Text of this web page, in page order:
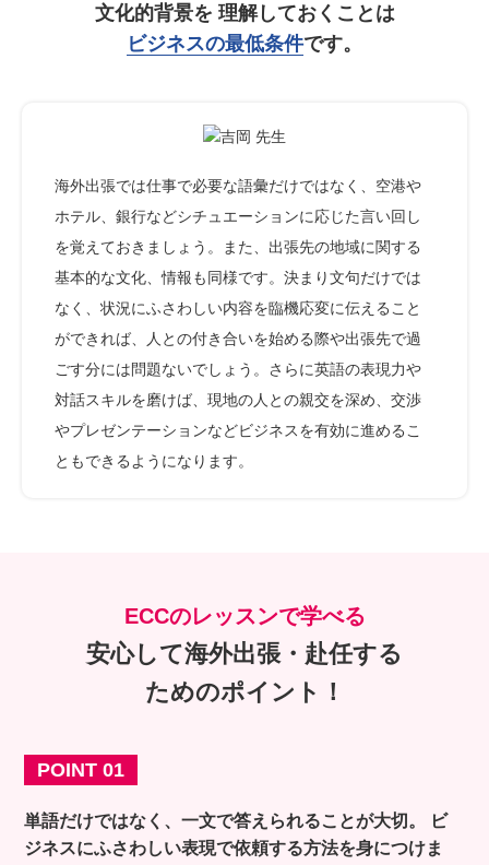
文化的背景を 理解しておくことは
ビジネスの最低条件です。
海外出張では仕事で必要な語彙だけではなく、空港や
ホテル、銀行などシチュエーションに応じた言い回し
を覚えておきましょう。また、出張先の地域に関する
基本的な文化、情報も同様です。決まり文句だけでは
なく、状況にふさわしい内容を臨機応変に伝えること
ができれば、人との付き合いを始める際や出張先で過
ごす分には問題ないでしょう。さらに英語の表現力や
対話スキルを磨けば、現地の人との親交を深め、交渉
やプレゼンテーションなどビジネスを有効に進めるこ
ともできるようになります。
ECCのレッスンで学べる
安心して海外出張・赴任する
ためのポイント！
POINT 01
単語だけではなく、一文で答えられることが大切。
ビ
ジネスにふさわしい表現で依頼する方法を身につけま